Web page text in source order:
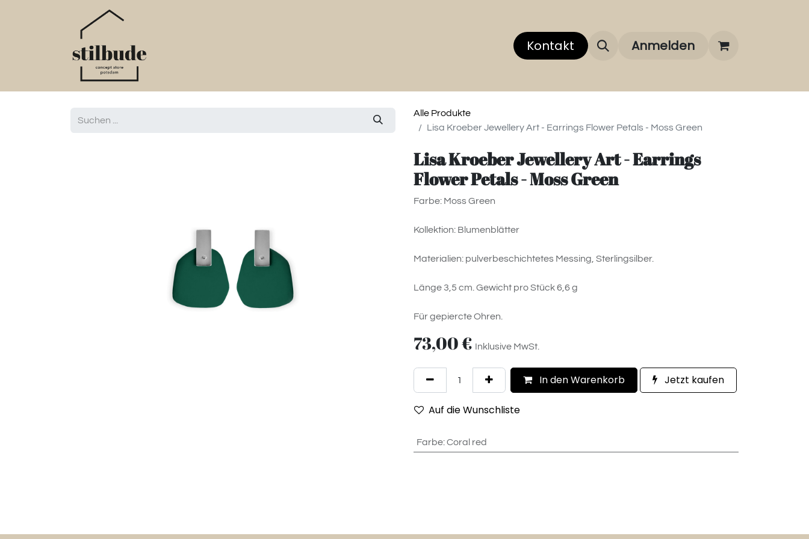
Über uns Über unsere Marken FAQ
Kontakt Anmelden
Alle Produkte
Lisa Kroeber Jewellery Art - Earrings Flower Petals - Moss Green
Lisa Kroeber Jewellery Art - Earrings
Flower Petals - Moss Green
Farbe: Moss Green
Kollektion: Blumenblätter
Materialien: pulverbeschichtetes Messing, Sterlingsilber.
Länge 3,5 cm. Gewicht pro Stück 6,6 g
Für gepiercte Ohren.
73,00€ Inklusive MwSt.
In den Warenkorb Jetzt kaufen
Auf die Wunschliste
Farbe:Coral red